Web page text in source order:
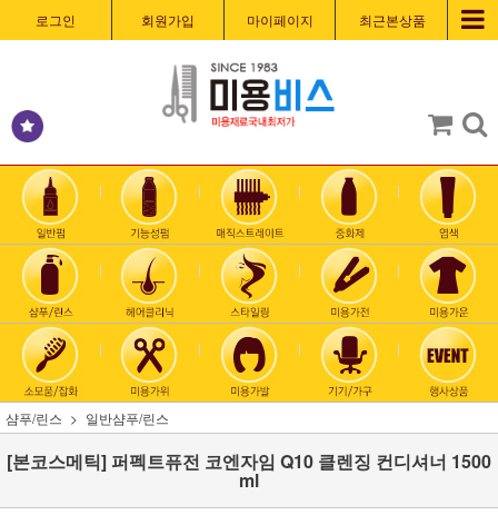
로그인 회원가입 마이페이지 최근본상품
샴푸/린스 일반샴푸/린스
[본코스메틱] 퍼펙트퓨전 코엔자임 Q10 클렌징 컨디셔너 1500
ml